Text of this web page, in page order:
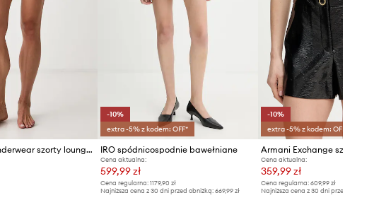
Calvin Klein Underwear szorty lounge damskie
-10%
extra -5% z kodem: OFF*
IRO spódnicospodnie bawełniane
Cena aktualna:
599,99 zł
Cena regularna:1179,90 zł
Najniższa cena z 30 dni przed obniżką:669,99 zł
-10%
extra -5% z kodem: OFF*
Armani Exchange szorty
Cena aktualna:
359,99 zł
Cena regularna: 609,99 zł
Najniższa cena z 30 dni przed obniżką: